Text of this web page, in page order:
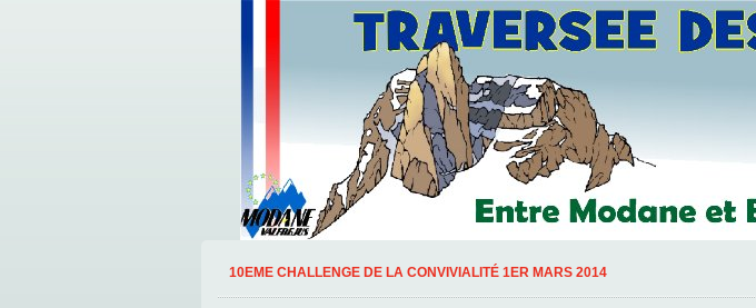
10EME CHALLENGE DE LA CONVIVIALITÉ 1ER MARS 2014